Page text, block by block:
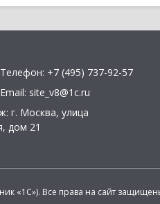
Телефон: +7 (495) 737-92-57
Email: site_v8@1c.ru
г. Москва, улица
дом 21
«1С»). Все права на сайт